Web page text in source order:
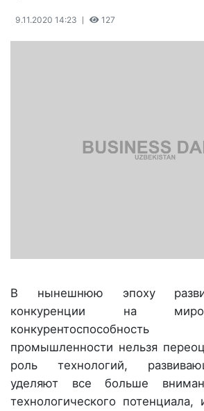
9.11.2020 14:23 127
В нынешнюю эпоху
конкуренции на
промышленности нельзя
роль технологий,
уделяют все больше
технологического потенциала,